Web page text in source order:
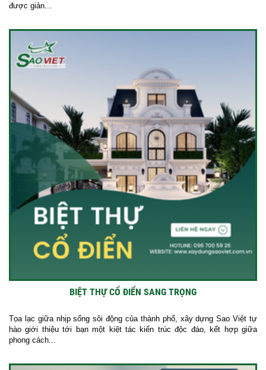
được giản...
BIỆT THỰ CỔ ĐIỂN SANG TRỌNG
Tọa lạc giữa nhịp sống sôi động của thành phố, xây dựng Sao Việt tự
hào giới thiệu tới bạn một kiệt tác kiến trúc độc đáo, kết hợp giữa
phong cách...